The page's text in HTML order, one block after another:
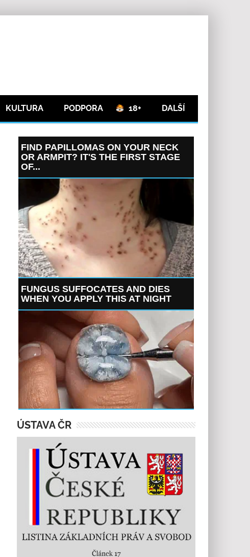
KULTURA PODPORA 18+ DALŠÍ
FIND PAPILLOMAS ON YOUR NECK
OR ARMPIT? IT'S THE FIRST STAGE
OF...
FUNGUS SUFFOCATES AND DIES
WHEN YOU APPLY THIS AT NIGHT
ÚSTAVA ČR